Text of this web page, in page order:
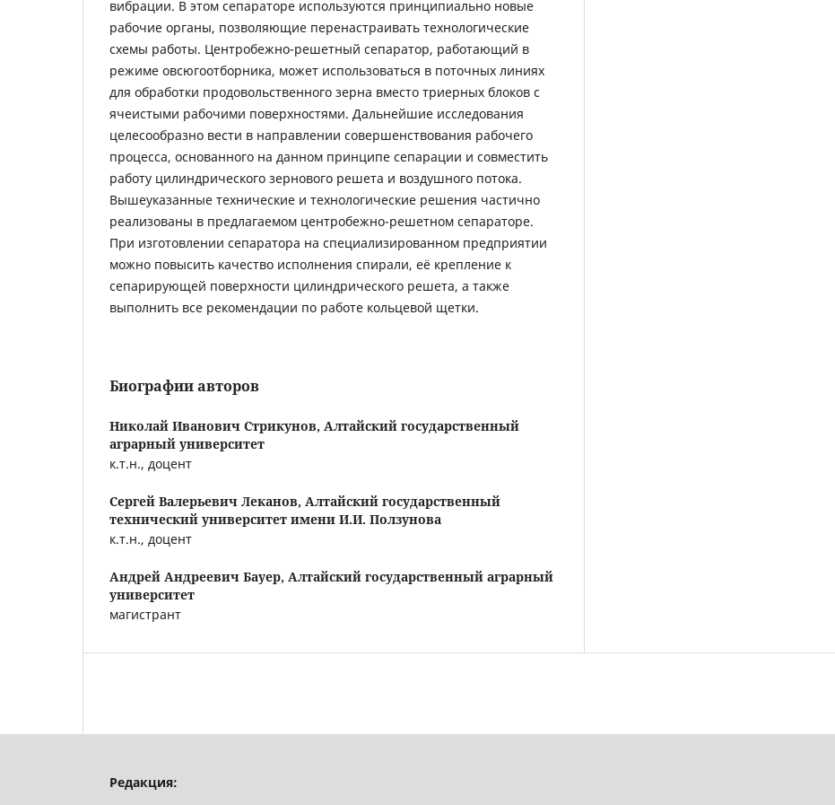
вибрации. В этом сепараторе используются принципиально новые
рабочие органы, позволяющие перенастраивать технологические
схемы работы. Центробежно-решетный сепаратор, работающий в
режиме овсюгоотборника, может использоваться в поточных линиях
для обработки продовольственного зерна вместо триерных блоков с
ячеистыми рабочими поверхностями. Дальнейшие исследования
целесообразно вести в направлении совершенствования рабочего
процесса, основанного на данном принципе сепарации и совместить
работу цилиндрического зернового решета и воздушного потока.
Вышеуказанные технические и технологические решения частично
реализованы в предлагаемом центробежно-решетном сепараторе.
При изготовлении сепаратора на специализированном предприятии
можно повысить качество исполнения спирали, её крепление к
сепарирующей поверхности цилиндрического решета, а также
выполнить все рекомендации по работе кольцевой щетки.
Биографии авторов
Николай Иванович Стрикунов, Алтайский государственный
аграрный университет
к.т.н., доцент
Сергей Валерьевич Леканов, Алтайский государственный
технический университет имени И.И. Ползунова
к.т.н., доцент
Андрей Андреевич Бауер, Алтайский государственный аграрный
университет
магистрант
Редакция: